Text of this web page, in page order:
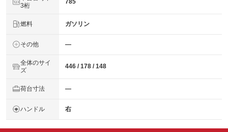
3桁
785
燃料 ガソリン
その他 ―
全体のサイ
ズ
446 / 178 / 148
荷台寸法 ―
ハンドル 右